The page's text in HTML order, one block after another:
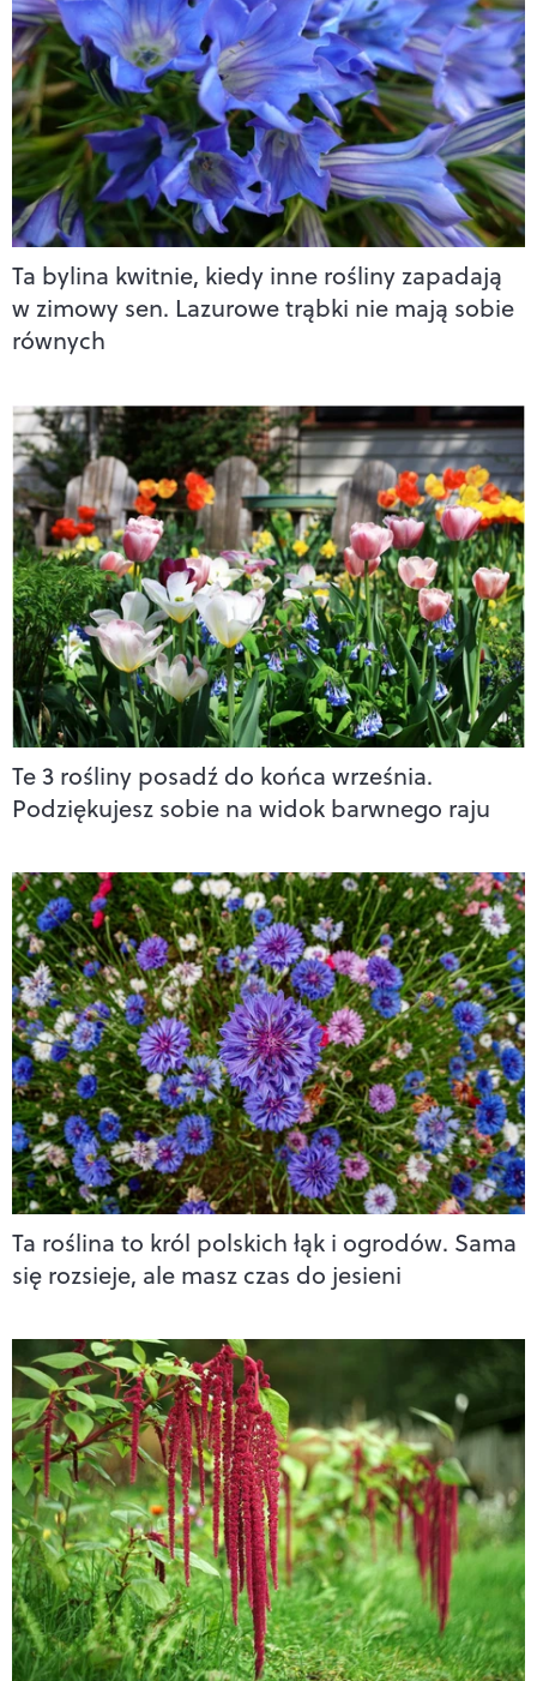
Ta bylina kwitnie, kiedy inne rośliny zapadają
w zimowy sen. Lazurowe trąbki nie mają sobie
równych
Te 3 rośliny posadź do końca września.
Podziękujesz sobie na widok barwnego raju
Ta roślina to król polskich łąk i ogrodów. Sama
się rozsieje, ale masz czas do jesieni